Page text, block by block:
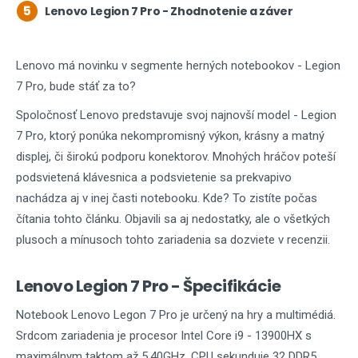
5 Lenovo Legion 7 Pro - Zhodnotenie a záver
Lenovo má novinku v segmente herných notebookov - Legion
7 Pro, bude stáť za to?
Spoločnosť Lenovo predstavuje svoj najnovší model - Legion
7 Pro, ktorý ponúka nekompromisný výkon, krásny a matný
displej, či širokú podporu konektorov. Mnohých hráčov poteší
podsvietená klávesnica a podsvietenie sa prekvapivo
nachádza aj v inej časti notebooku. Kde? To zistíte počas
čítania tohto článku. Objavili sa aj nedostatky, ale o všetkých
plusoch a mínusoch tohto zariadenia sa dozviete v recenzii.
Lenovo Legion 7 Pro - Špecifikácie
Notebook Lenovo Legon 7 Pro je určený na hry a multimédiá.
Srdcom zariadenia je procesor Intel Core i9 - 13900HX s